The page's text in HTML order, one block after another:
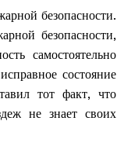
безопасности.
безопасности,
самостоятельно
состояние
тот факт, что
не знает своих